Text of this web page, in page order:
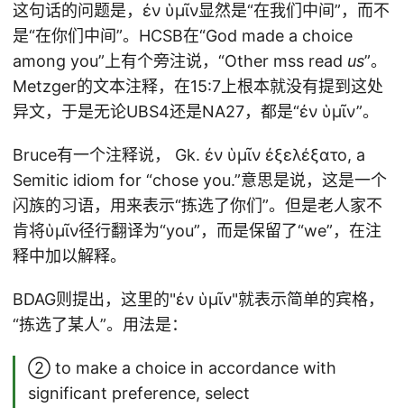
这句话的问题是，ἐν ὑμῖν显然是“在我们中间”，而不
是“在你们中间”。HCSB在“God made a choice
among you”上有个旁注说，“Other mss read us”。
Metzger的文本注释，在15:7上根本就没有提到这处
异文，于是无论UBS4还是NA27，都是“ἐν ὑμῖν”。
Bruce有一个注释说， Gk. ἐν ὑμῖν ἐξελέξατο, a
Semitic idiom for “chose you.”意思是说，这是一个
闪族的习语，用来表示“拣选了你们”。但是老人家不
肯将ὑμῖν径行翻译为“you”，而是保留了“we”，在注
释中加以解释。
BDAG则提出，这里的"ἐν ὑμῖν"就表示简单的宾格，
“拣选了某人”。用法是：
② to make a choice in accordance with
significant preference, select